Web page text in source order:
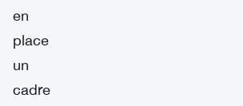
en
place
un
cadre